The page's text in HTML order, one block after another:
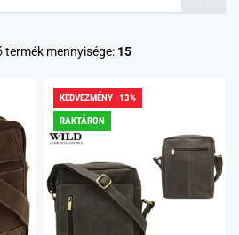
termék mennyisége: 15
KEDVEZMÉNY -13%
RAKTÁRON